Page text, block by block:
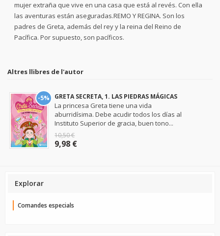
mujer extraña que vive en una casa que está al revés. Con ella
las aventuras están aseguradas.REMO Y REGINA. Son los
padres de Greta, además del rey y la reina del Reino de
Pacífica. Por supuesto, son pacíficos.
Altres llibres de l'autor
-5% GRETA SECRETA, 1. LAS PIEDRAS MÁGICAS
La princesa Greta tiene una vida
aburridísima. Debe acudir todos los días al
Instituto Superior de gracia, buen tono...
10,50 €
9,98 €
Explorar
Comandes especials